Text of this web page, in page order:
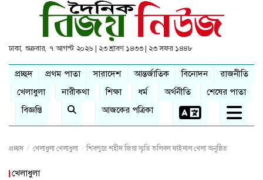
ঢাকা, শুক্রবার, ৭ আগস্ট ২০২৬ | ২৩ শ্রাবণ ১৪৩৩ | ২৩ সফর ১৪৪৮
প্রচ্ছদ প্রথম পাতা সারাদেশ আন্তর্জাতিক বিনোদন
রাজনীতি
খেলাধুলা
নারীকথা শিক্ষা ধর্ম অর্থনীতি
শেষের পাতা
বিজ্ঞপ্তি
আজকের পত্রিকা
প্রচ্ছদ খেলাধুলাখেলাধুলা শিবপুরে শহীদ জিয়া স্মৃতি ভলিবল ফাইনাল খেলা অনুষ্ঠিত
খেলাধুলা